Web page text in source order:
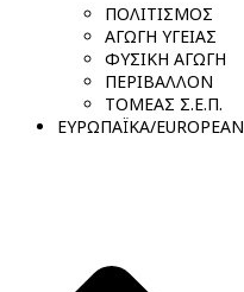
ΠΟΛΙΤΙΣΜΟΣ
ΑΓΩΓΗ ΥΓΕΙΑΣ
ΦΥΣΙΚΗ ΑΓΩΓΗ
ΠΕΡΙΒΑΛΛΟΝ
ΤΟΜΕΑΣ Σ.Ε.Π.
ΕΥΡΩΠΑΪΚΑ/EUROPEAN